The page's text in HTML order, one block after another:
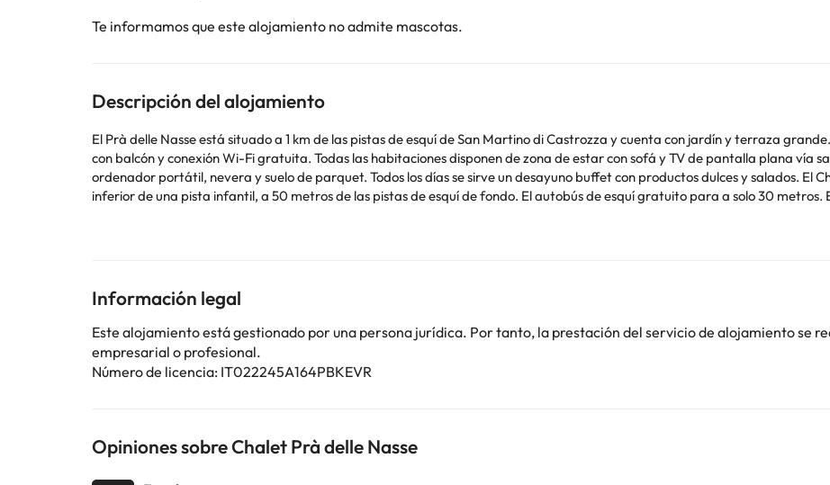
Te informamos que este alojamiento no admite mascotas.
Descripción del alojamiento
El Prà delle Nasse está situado a 1 km de las pistas de esquí de San Martino di Castrozza y cuenta con jardín y terraza
con balcón y conexión Wi-Fi gratuita. Todas las habitaciones disponen de zona de estar con sofá y TV de pantalla plana vía satélite. También incluyen caja fuerte para
ordenador portátil, nevera y suelo de parquet. Todos los días se sirve un desayuno buffet con productos dulces y salados. El Chalet Prà delle Nasse está situado en la parte
inferior de una pista infantil, a 50 metros de las pistas de esquí de fondo. El autobús de esquí gratuito para a solo 30 metros.
Algunos de los servicios detallados pueden ser de pago. Puedes consultar sus tarifas directamente en el establecimiento.
Información legal
Este alojamiento está gestionado por una persona jurídica. Por tanto, la prestación del servicio de alojamiento se
empresarial o profesional.
Número de licencia: IT022245A164PBKEVR
Opiniones sobre Chalet Prà delle Nasse